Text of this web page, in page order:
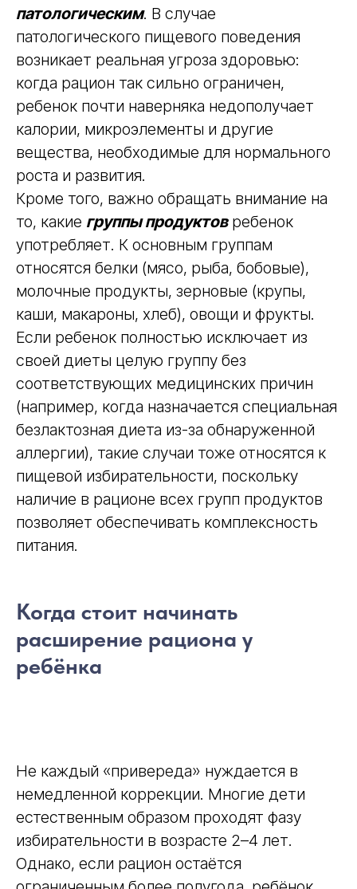
патологическим. В случае
патологического пищевого поведения
возникает реальная угроза здоровью:
когда рацион так сильно ограничен,
ребенок почти наверняка недополучает
калории, микроэлементы и другие
вещества, необходимые для нормального
роста и развития.
Кроме того, важно обращать внимание на
то, какие группы продуктовребенок
употребляет. К основным группам
относятся белки (мясо, рыба, бобовые),
молочные продукты, зерновые (крупы,
каши, макароны, хлеб), овощи и фрукты.
Если ребенок полностью исключает из
своей диеты целую группу без
соответствующих медицинских причин
(например, когда назначается специальная
безлактозная диета из-за обнаруженной
аллергии), такие случаи тоже относятся к
пищевой избирательности, поскольку
наличие в рационе всех групп продуктов
позволяет обеспечивать комплексность
питания.
Когда стоит начинать
расширение рациона у
ребёнка
Не каждый «привереда» нуждается в
немедленной коррекции. Многие дети
естественным образом проходят фазу
избирательности в возрасте 2–4 лет.
Однако, если рацион остаётся